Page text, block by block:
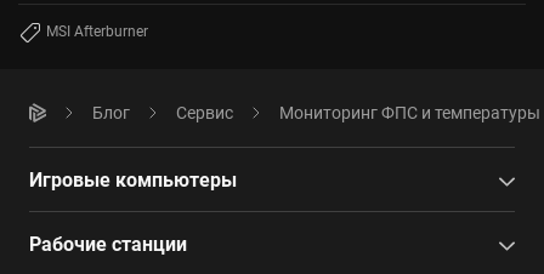
MSI Afterburner
Блог Сервис Мониторинг ФПС и температуры
Игровые компьютеры
Рабочие станции